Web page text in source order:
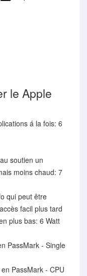
le Apple
á la fois: 6
soutien un
moins chaud: 7
qui peut être
facil plus tard
plus bas: 6 Watt
PassMark - Single
PassMark - CPU